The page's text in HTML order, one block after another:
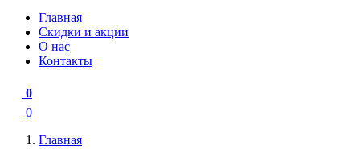
Главная
Скидки и акции
О нас
Контакты
0
0
Главная